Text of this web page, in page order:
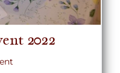
2022